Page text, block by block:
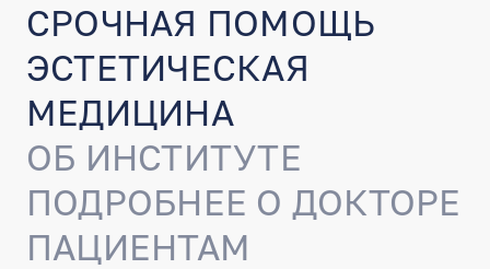
ОБ ИНСТИТУТЕ
ПОДРОБНЕЕ О ДОКТОРЕ
ПАЦИЕНТАМ
СРОЧНАЯ ПОМОЩЬ
ЭСТЕТИЧЕСКАЯ
МЕДИЦИНА